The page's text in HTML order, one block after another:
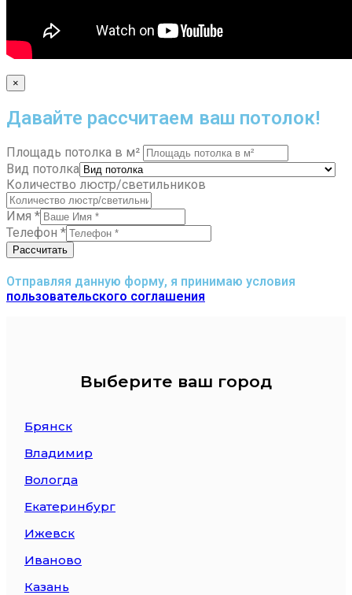
×
Давайте рассчитаем ваш потолок!
Площадь потолка в м²
Вид потолка
Количество люстр/светильников
Имя *
Телефон *
Рассчитать
Отправляя данную форму, я принимаю условия
пользовательского соглашения
Выберите ваш город
Брянск
Владимир
Вологда
Екатеринбург
Ижевск
Иваново
Казань